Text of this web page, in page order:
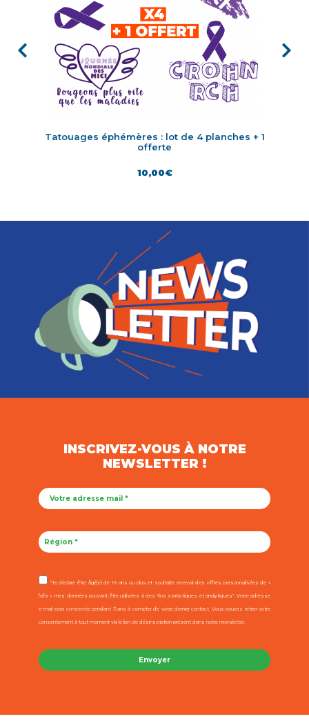
Tatouages éphémères : lot de 4 planches + 1
offerte
10,00€
INSCRIVEZ-VOUS À NOTRE
NEWSLETTER !
"Je déclare être âgé(e) de 16 ans ou plus et souhaite recevoir des offres personnalisées de «
l’afa », mes données pouvant être utilisées à des fins statistiques et analytiques". Votre adresse
e-mail sera conservée pendant 3 ans à compter de votre dernier contact. Vous pouvez retirer votre
consentement à tout moment via le lien de désinscription présent dans notre newsletter.